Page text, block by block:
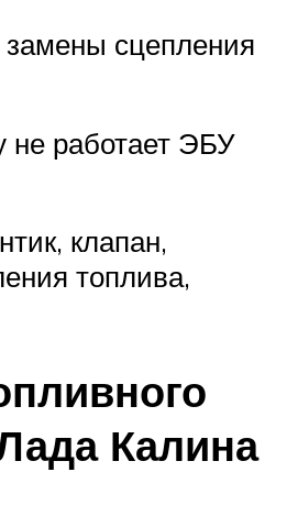
сцепления
не работает ЭБУ
клапан,
топлива,
Калина